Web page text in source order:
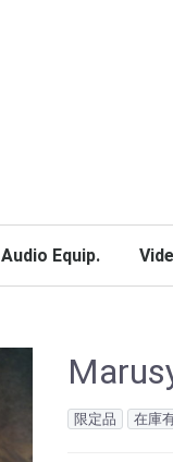
Audio Equip.
限定品 在庫